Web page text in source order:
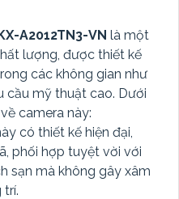
A2012TN3-VN là một
lượng, được thiết kế
các không gian như
cầu mỹ thuật cao. Dưới
camera này:
có thiết kế hiện đại,
phối hợp tuyệt vời với
sạn mà không gây xâm
trí.